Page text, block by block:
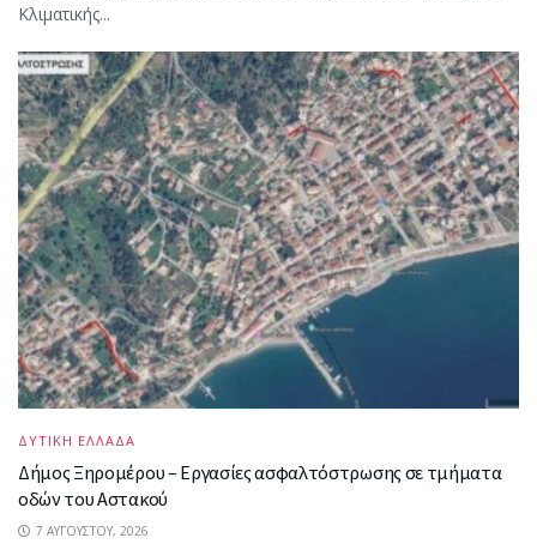
Κλιματικής...
ΔΥΤΙΚΗ ΕΛΛΑΔΑ
Δήμος Ξηρομέρου – Εργασίες ασφαλτόστρωσης σε τμήματα
οδών του Αστακού
7 ΑΥΓΟΎΣΤΟΥ, 2026